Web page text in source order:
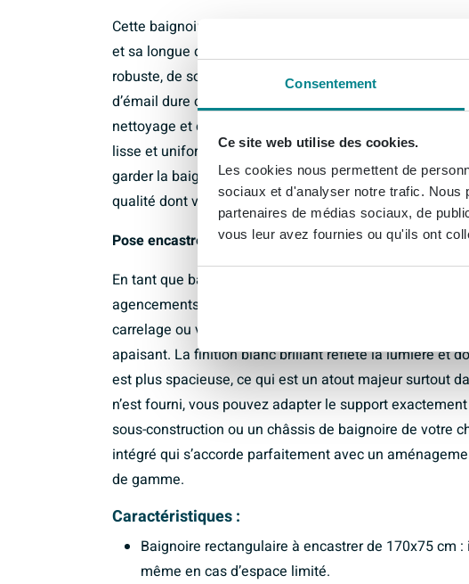
Consentement
Ce site web utilise des cookies.
Les cookies nous permettent de
sociaux et d'analyser notre trafic. Nous
partenaires de médias sociaux, de
vous leur avez fournies ou qu'ils ont
Cette baignoire est fabriquée en acier émaillé à paroi
et sa longue durée de vie. Le noyau en acier rend la
robuste, de sorte qu’elle ne fléchit pas et offre une
d’émail dure comme du verre est résistante aux rayures
nettoyage et conserve sa brillance pendant de
lisse et uniforme au toucher, ce qui non seulement
garder la baignoire hygiéniquement propre. Idéal si
qualité dont vous pourrez profiter en toute tranquillité
Pose encastrée épurée, style intemporel
En tant que baignoire à encastrer, ce modèle s’intègre
agencements de salle de bains. Le rebord fin (environ
carrelage ou votre habillage de baignoire, de sorte que
apaisant. La finition blanc brillant reflète la lumière et
est plus spacieuse, ce qui est un atout majeur surtout
n’est fourni, vous pouvez adapter le support
sous-construction ou un châssis de baignoire de votre
intégré qui s’accorde parfaitement avec un
de gamme.
Caractéristiques :
Baignoire rectangulaire à encastrer de 170x75 cm
même en cas d’espace limité.